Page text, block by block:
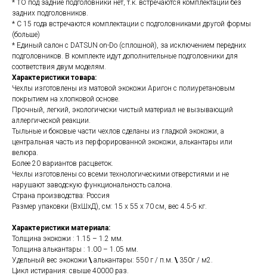
* ТО под задние подголовники нет, т.к. встречаются комплектации без
задних подголовников.
* С 15 года встречаются комплектации с подголовниками другой формы
(больше)
* Единый салон с DATSUN on-Do (сплошной), за исключением передних
подголовников. В комплекте идут дополнительные подголовники для
соответствия двум моделям.
Характеристики товара:
Чехлы изготовлены из матовой экокожи Аригон с полиуретановым
покрытием на хлопковой основе.
Прочный, легкий, экологически чистый материал не вызывающий
аллергической реакции.
Тыльные и боковые части чехлов сделаны из гладкой экокожи, а
центральная часть из перфорированной экокожи, алькантары или
велюра.
Более 20 вариантов расцветок.
Чехлы изготовлены со всеми технологическими отверстиями и не
нарушают заводскую функциональность салона.
Страна производства: Россия
Размер упаковки (ВхШхД), см: 15 x 55 x 70 см, вес 4.5-5 кг.
Характеристики материала:
Толщина экокожи : 1.15 – 1.2 мм.
Толщина алькантары : 1.00 – 1.05 мм.
Удельный вес экокожи \ алькантары: 550 г / п.м. \ 350г / м2.
Цикл истирания: свыше 40000 раз.